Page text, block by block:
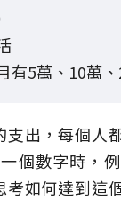
有5萬、10萬
出，每個人
個數字時，
如何達到這